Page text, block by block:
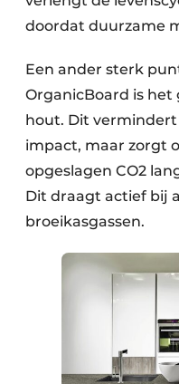
doordat duurzame
Een ander sterk
OrganicBoard is het
hout. Dit vermindert
impact, maar zorgt
opgeslagen CO2
Dit draagt actief bij
broeikasgassen.